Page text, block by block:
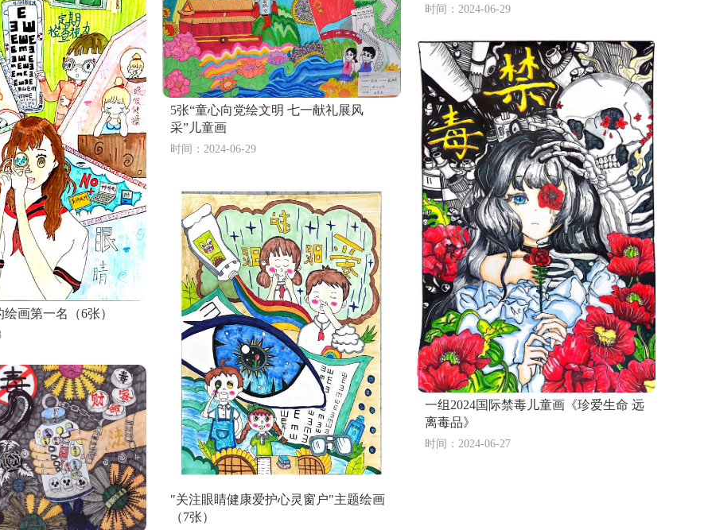
画第一名（6张）
5张“童心向党绘文明 七一献礼展风
采”儿童画
时间：2024-06-29
"关注眼睛健康爱护心灵窗户"主题绘画
（7张）
时间：2024-06-29
一组2024国际禁毒儿童画《珍爱生命 远
离毒品》
时间：2024-06-27
小学生“预防溺水”安全教育绘画（6张）
主题儿童画 爱护地球、保护地球、守护地球 劳动最光荣 五一劳动节儿童画作品（16张）
童心向党 喜迎二十大小学组儿童画作品（9张） 夏日柠檬儿童画教程 一年级环保主题儿童画（2张）
6张关于“反腐零容忍 清廉家风”绘画作品 医护人员怎么会（详细图文步骤）
儿童画：共建清洁美丽世界 反腐倡廉 清廉家风主题绘画图片（5张）
破墙而出的恐龙儿童画 6张少儿禁毒教育主题绘画优秀作品
好吃美味的火锅儿童画 6张防震减灾儿童画简单好看 春天油菜花怎么画
识 绘绿色人生 禁毒主题儿童画（7张） 党的光辉照我心童心喜迎二十大（9张）